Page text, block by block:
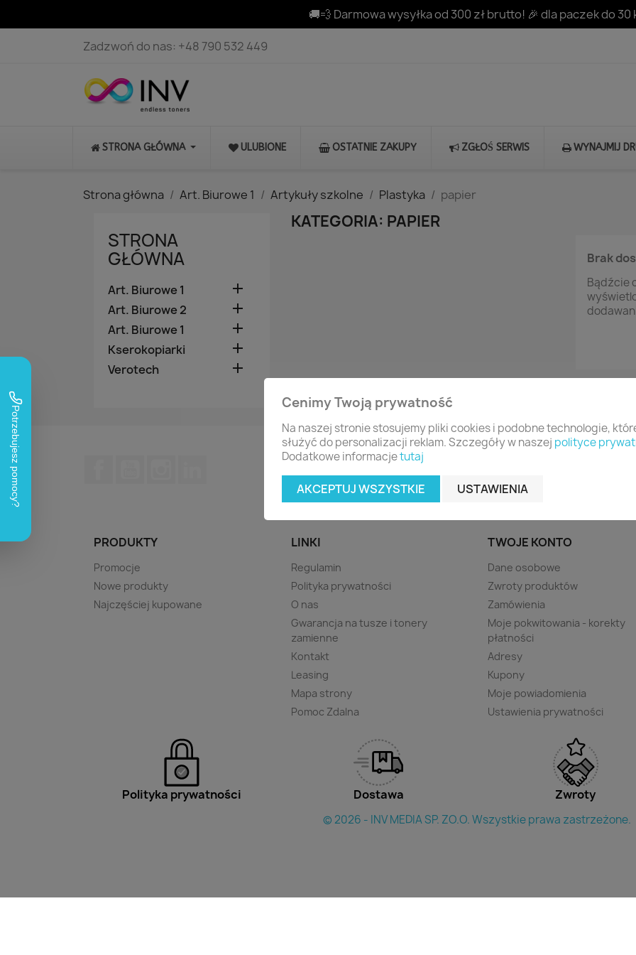
🚚💨 Darmowa wysyłka od 300 zł brutto! 🎉 dla paczek do 30
Zadzwoń do nas: +48 790 532 449
STRONA GŁÓWNA ULUBIONE OSTATNIE ZAKUPY ZGŁOŚ SERWIS WYNAJMIJ
Strona główna Art. Biurowe 1 Artykuły szkolne Plastyka papier
STRONA
GŁÓWNA
Art. Biurowe 1 
Art. Biurowe 2 
Art. Biurowe 1 
Kserokopiarki 
Verotech 
KATEGORIA: PAPIER
Brak
Bądźcie
PRODUKTY
Promocje
Nowe produkty
Najczęściej kupowane
LINKI
Regulamin
Polityka prywatności
O nas
Gwarancja na tusze i tonery
zamienne
Kontakt
Leasing
Mapa strony
Pomoc Zdalna
TWOJE KONTO
Dane osobowe
Zwroty produktów
Zamówienia
Moje pokwitowania - korekty
płatności
Adresy
Kupony
Moje powiadomienia
Ustawienia prywatności
Cenimy Twoją prywatność
Na naszej stronie stosujemy pliki cookies i podobne technologie,
służyć do personalizacji reklam. Szczegóły w naszej polityce
Dodatkowe informacjetutaj
AKCEPTUJ WSZYSTKIE USTAWIENIA
Polityka prywatności Dostawa Zwroty
© 2026 - INV MEDIA SP. ZO.O. Wszystkie prawa zastrzeżone.